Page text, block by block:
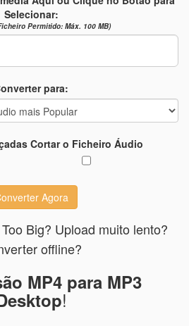
Selecionar:
Permitido: Máx. 100 MB)
para:
Cortar o Ficheiro Áudio
Agora
Big? Upload muito lento?
offline?
MP4 para MP3
!